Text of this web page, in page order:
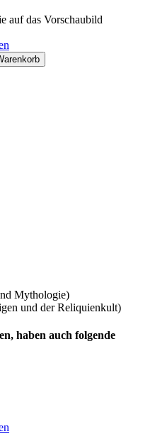
auf das Vorschaubild
Mythologie)
und der Reliquienkult)
haben auch folgende